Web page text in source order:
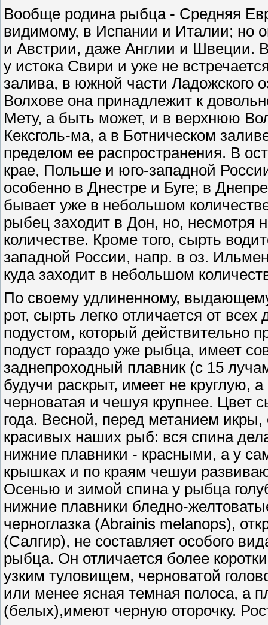
Вообще родина рыбца - Средняя
видимому, в Испании и Италии; но
и Австрии, даже Англии и Швеции.
у истока Свири и уже не
залива, в южной части Ладожского
Волхове она принадлежит к
Мету, а быть может, и в верхнюю
Кексголь-ма, а в Ботническом
пределом ее распространения. В
крае, Польше и юго-западной
особенно в Днестре и Буге; в
бывает уже в небольшом
рыбец заходит в Дон, но, несмотря
количестве. Кроме того, сырть
западной России, напр. в оз.
куда заходит в небольшом
По своему удлиненному,
рот, сырть легко отличается от
подустом, который действительно
подуст гораздо уже рыбца, имеет
заднепроходный плавник (с 15
будучи раскрыт, имеет не
черноватая и чешуя крупнее. Цвет
года. Весной, перед метанием
красивых наших рыб: вся спина
нижние плавники - красными, а у
крышках и по краям чешуи
Осенью и зимой спина у рыбца
нижние плавники бледно-
черноглазка (Abrainis melanops),
(Салгир), не составляет особого
рыбца. Он отличается более
узким туловищем, черноватой
или менее ясная темная полоса, а
(белых),имеют черную оторочку.